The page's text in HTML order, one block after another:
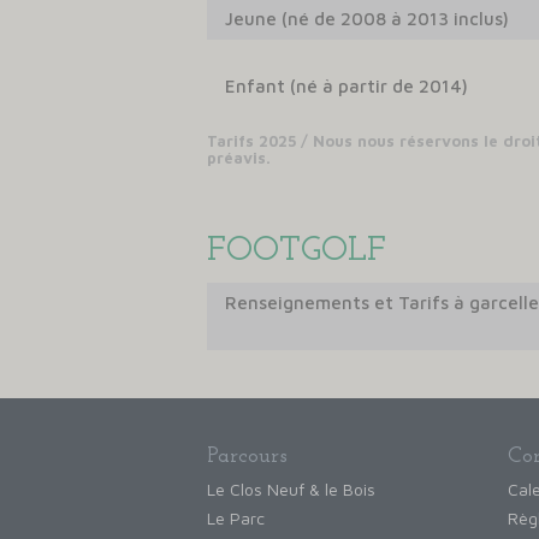
Jeune (né de 2008 à 2013 inclus)
Enfant (né à partir de 2014)
Tarifs 2025 / Nous nous réservons le
préavis.
FOOTGOLF
Renseignements et Tarifs à
Parcours
Le Clos Neuf & le Bois
Le Parc